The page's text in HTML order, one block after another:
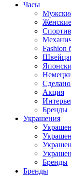
Часы
Fashion
Акция
Бренды
Украшения
Бренды
Бренды